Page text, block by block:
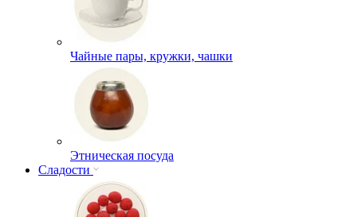
Чайные пары, кружки, чашки
Этническая посуда
Сладости